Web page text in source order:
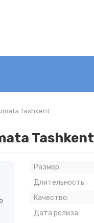
Tashkent
Tashkent
Размер:
Длительность:
Качество:
Дата релиза: